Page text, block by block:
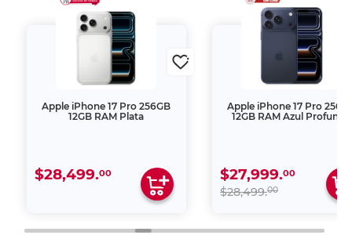
Apple iPhone 17 Pro 256GB
12GB RAM Plata
$28,499.00
Apple iPhone 17 Pro
12GB RAM Azul Profundo
$27,999.00
$28,499.00